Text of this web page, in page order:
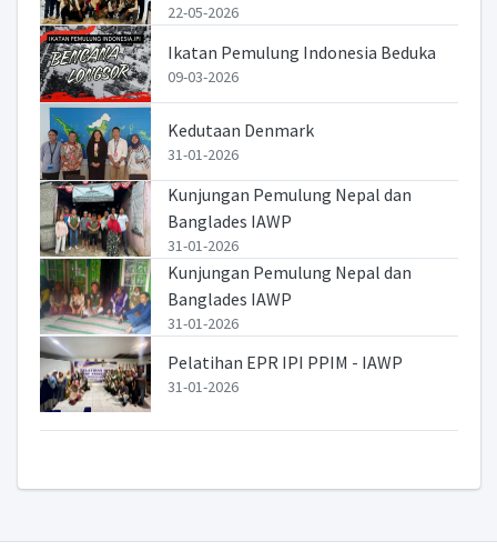
22-05-2026
Ikatan Pemulung Indonesia Beduka
09-03-2026
Kedutaan Denmark
31-01-2026
Kunjungan Pemulung Nepal dan
Banglades IAWP
31-01-2026
Kunjungan Pemulung Nepal dan
Banglades IAWP
31-01-2026
Pelatihan EPR IPI PPIM - IAWP
31-01-2026